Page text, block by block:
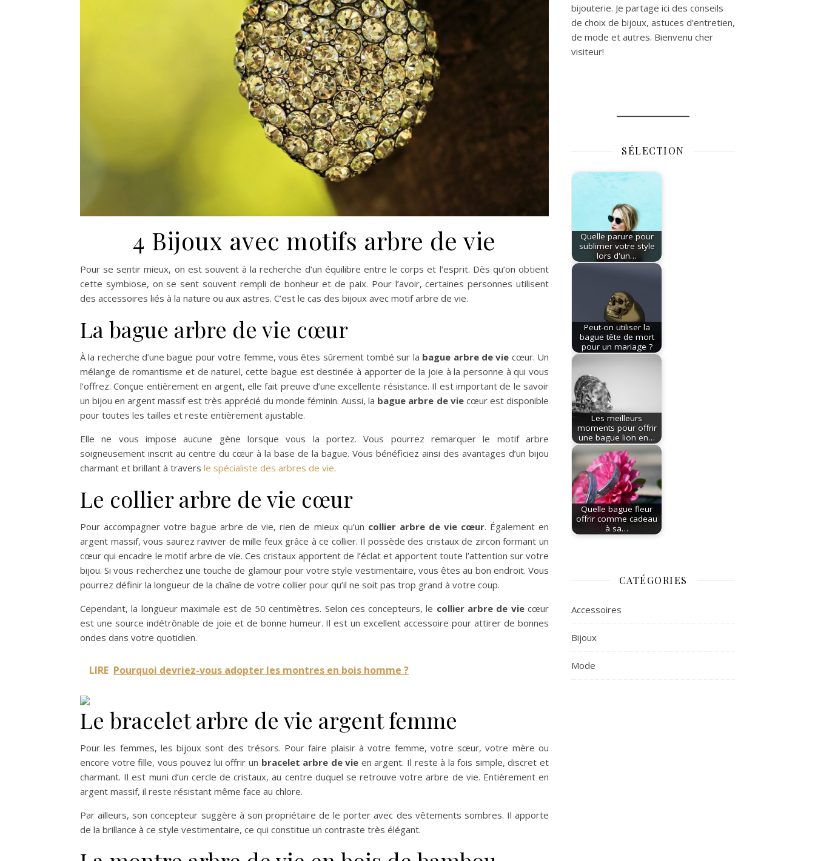
4 Bijoux avec motifs arbre de vie
Pour se sentir mieux, on est souvent à la recherche d’un équilibre entre le corps et l’esprit. Dès qu’on obtient
cette symbiose, on se sent souvent rempli de bonheur et de paix. Pour l’avoir, certaines personnes utilisent
des accessoires liés à la nature ou aux astres. C’est le cas des bijoux avec motif arbre de vie.
La bague arbre de vie cœur
À la recherche d’une bague pour votre femme, vous êtes sûrement tombé sur la bague arbre de vie cœur. Un
mélange de romantisme et de naturel, cette bague est destinée à apporter de la joie à la personne à qui vous
l’offrez. Conçue entièrement en argent, elle fait preuve d’une excellente résistance. Il est important de le savoir
un bijou en argent massif est très apprécié du monde féminin. Aussi, la bague arbre de viecœur est disponible
pour toutes les tailles et reste entièrement ajustable.
Elle ne vous impose aucune gène lorsque vous la portez. Vous pourrez remarquer le motif arbre
soigneusement inscrit au centre du cœur à la base de la bague. Vous bénéficiez ainsi des avantages d’un bijou
charmant et brillant à travers le spécialiste des arbres de vie.
Le collier arbre de vie cœur
Pour accompagner votre bague arbre de vie, rien de mieux qu’un collier arbre de vie cœur. Également en
argent massif, vous saurez raviver de mille feux grâce à ce collier. Il possède des cristaux de zircon formant un
cœur qui encadre le motif arbre de vie. Ces cristaux apportent de l’éclat et apportent toute l’attention sur votre
bijou. Si vous recherchez une touche de glamour pour votre style vestimentaire, vous êtes au bon endroit. Vous
pourrez définir la longueur de la chaîne de votre collier pour qu’il ne soit pas trop grand à votre coup.
Cependant, la longueur maximale est de 50 centimètres. Selon ces concepteurs, le collier arbre de viecœur
est une source indétrônable de joie et de bonne humeur. Il est un excellent accessoire pour attirer de bonnes
ondes dans votre quotidien.
LIRE Pourquoi devriez-vous adopter les montres en bois homme ?
Le bracelet arbre de vie argent femme
Pour les femmes, les bijoux sont des trésors. Pour faire plaisir à votre femme, votre sœur, votre mère ou
encore votre fille, vous pouvez lui offrir un bracelet arbre de vie en argent. Il reste à la fois simple, discret et
charmant. Il est muni d’un cercle de cristaux, au centre duquel se retrouve votre arbre de vie. Entièrement en
argent massif, il reste résistant même face au chlore.
Par ailleurs, son concepteur suggère à son propriétaire de le porter avec des vêtements sombres. Il apporte
de la brillance à ce style vestimentaire, ce qui constitue un contraste très élégant.
bijouterie. Je partage ici des conseils
de choix de bijoux, astuces d’entretien,
de mode et autres. Bienvenu cher
visiteur!
SÉLECTION
Quelle parure pour
sublimer votre style
lors d'un…
Peut-on utiliser la
bague tête de mort
pour un mariage ?
Les meilleurs
moments pour offrir
une bague lion en…
Quelle bague fleur
offrir comme cadeau
à sa…
CATÉGORIES
Accessoires
Bijoux
Mode